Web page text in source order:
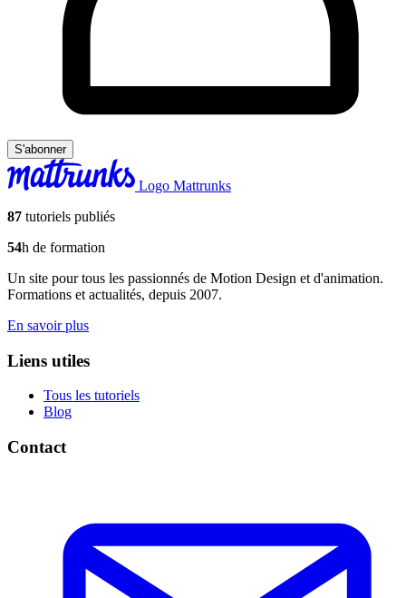
S'abonner
Logo Mattrunks
87 tutoriels publiés
54h de formation
Un site pour tous les passionnés de Motion Design et d'animation.
Formations et actualités, depuis 2007.
En savoir plus
Liens utiles
Tous les tutoriels
Blog
Contact